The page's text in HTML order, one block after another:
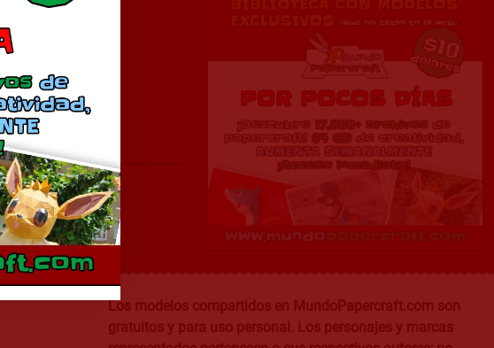
Los modelos compartidos en MundoPapercraft.com son
gratuitos y para uso personal. Los personajes y marcas